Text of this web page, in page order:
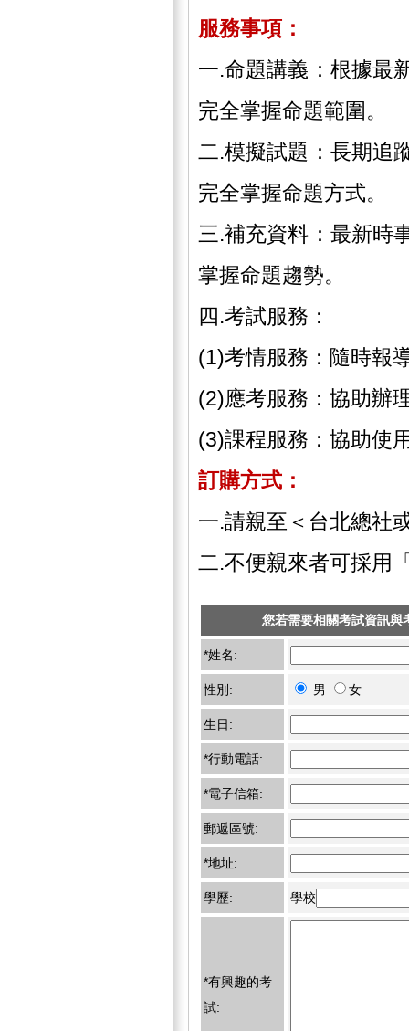
服務事項：
一.命題講義：根據最
完全掌握命題範圍。
二.模擬試題：長期追
完全掌握命題方式。
三.補充資料：最新時
掌握命題趨勢。
四.考試服務：
(1)考情服務：隨時報
(2)應考服務：協助辦
(3)課程服務：協助使
訂購方式：
一.請親至＜台北總社
二.不便親來者可採用
您若需要相關考試資訊與
*姓名:
性別: 男 女
生日:
*行動電話:
*電子信箱:
郵遞區號:
*地址:
學歷: 學校
*有興趣的考
試: